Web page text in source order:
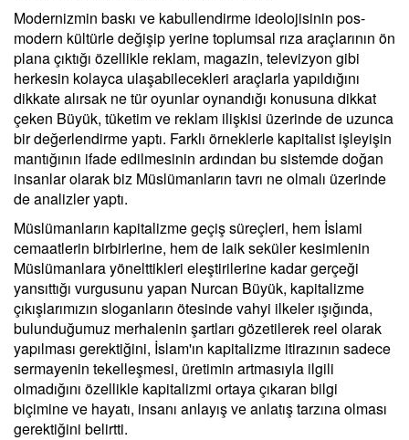
Modernizmin baskı ve kabullendirme ideolojisinin pos-
modern kültürle değişip yerine toplumsal rıza araçlarının ön
plana çıktığı özellikle reklam, magazin, televizyon gibi
herkesin kolayca ulaşabilecekleri araçlarla yapıldığını
dikkate alırsak ne tür oyunlar oynandığı konusuna dikkat
çeken Büyük, tüketim ve reklam ilişkisi üzerinde de uzunca
bir değerlendirme yaptı. Farklı örneklerle kapitalist işleyişin
mantığının ifade edilmesinin ardından bu sistemde doğan
insanlar olarak biz Müslümanların tavrı ne olmalı üzerinde
de analizler yaptı.
Müslümanların kapitalizme geçiş süreçleri, hem İslami
cemaatlerin birbirlerine, hem de laik seküler kesimlenin
Müslümanlara yönelttikleri eleştirilerine kadar gerçeği
yansıttığı vurgusunu yapan Nurcan Büyük, kapitalizme
çıkışlarımızın sloganların ötesinde vahyi ilkeler ışığında,
bulunduğumuz merhalenin şartları gözetilerek reel olarak
yapılması gerektiğini, İslam'ın kapitalizme itirazının sadece
sermayenin tekelleşmesi, üretimin artmasıyla ilgili
olmadığını özellikle kapitalizmi ortaya çıkaran bilgi
biçimine ve hayatı, insanı anlayış ve anlatış tarzına olması
gerektiğini belirtti.